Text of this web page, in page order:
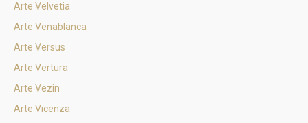
Arte Velvetia
Arte Venablanca
Arte Versus
Arte Vertura
Arte Vezin
Arte Vicenza